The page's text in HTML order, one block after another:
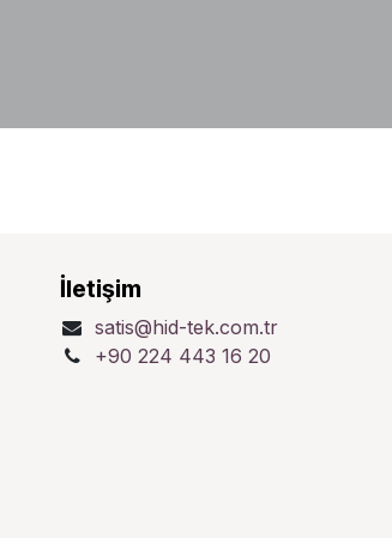
İletişim
satis@hid-tek.com.tr
+90 224 443 16 20